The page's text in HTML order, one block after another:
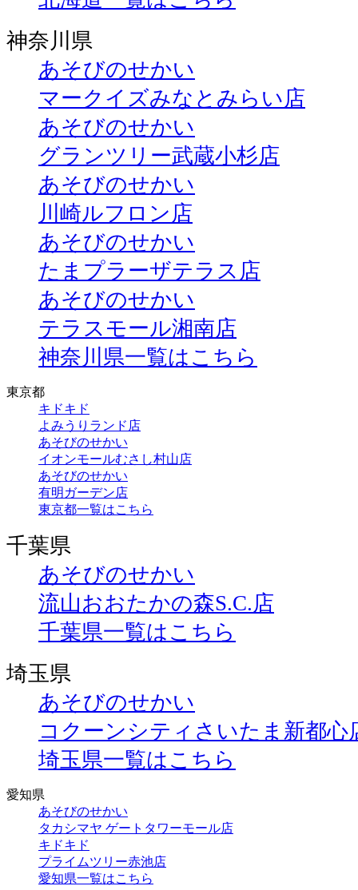
神奈川県
あそびのせかい
マークイズみなとみらい店
あそびのせかい
グランツリー武蔵小杉店
あそびのせかい
川崎ルフロン店
あそびのせかい
たまプラーザテラス店
あそびのせかい
テラスモール湘南店
神奈川県一覧はこちら
東京都
キドキド
よみうりランド店
あそびのせかい
イオンモールむさし村山店
あそびのせかい
有明ガーデン店
東京都一覧はこちら
千葉県
あそびのせかい
流山おおたかの森S.C.店
千葉県一覧はこちら
埼玉県
あそびのせかい
コクーンシティさいたま新都心
埼玉県一覧はこちら
愛知県
あそびのせかい
タカシマヤ ゲートタワーモール店
キドキド
プライムツリー赤池店
愛知県一覧はこちら